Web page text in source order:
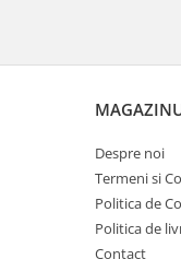
Despre noi
Termeni si
Politica de
Politica de
Contact